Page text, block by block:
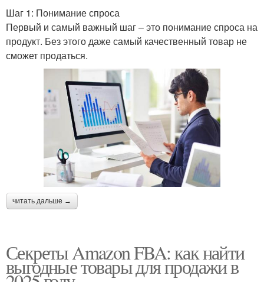
Шаг 1: Понимание спроса
Первый и самый важный шаг – это понимание спроса на
продукт. Без этого даже самый качественный товар не
сможет продаться.
читать дальше →
Секреты Amazon FBA: как найти
выгодные товары для продажи в